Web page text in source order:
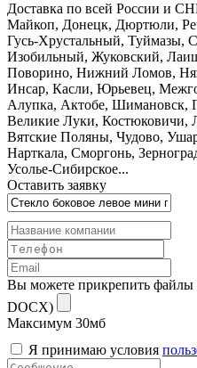
Доставка по всей России и
Майкоп, Донецк, Дюртюли,
Гусь-Хрустальный, Туймазы,
Изобильный, Жуковский,
Поворино, Нижний Ломов,
Инсар, Касли, Юрьевец,
Алупка, Актобе, Шимановск,
Великие Луки, Костюковичи,
Вятские Поляны, Чудово,
Нарткала, Сморгонь,
Усолье-Сибирское...
Оставить заявку
Вы можете прикрепить файлы
DOCX)
Максимум 30мб
Я принимаю условия